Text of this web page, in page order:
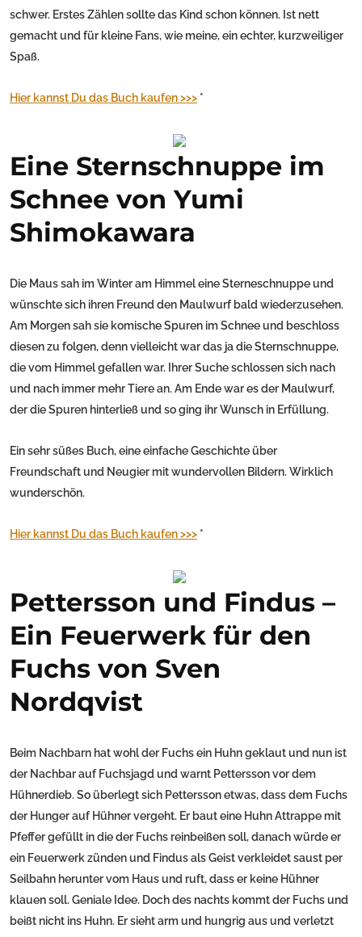
schwer. Erstes Zählen sollte das Kind schon können. Ist nett
gemacht und für kleine Fans, wie meine, ein echter, kurzweiliger
Spaß.
Hier kannst Du das Buch kaufen >>> *
Eine Sternschnuppe im
Schnee von Yumi
Shimokawara
Die Maus sah im Winter am Himmel eine Sterneschnuppe und
wünschte sich ihren Freund den Maulwurf bald wiederzusehen.
Am Morgen sah sie komische Spuren im Schnee und beschloss
diesen zu folgen, denn vielleicht war das ja die Sternschnuppe,
die vom Himmel gefallen war. Ihrer Suche schlossen sich nach
und nach immer mehr Tiere an. Am Ende war es der Maulwurf,
der die Spuren hinterließ und so ging ihr Wunsch in Erfüllung.
Ein sehr süßes Buch, eine einfache Geschichte über
Freundschaft und Neugier mit wundervollen Bildern. Wirklich
wunderschön.
Hier kannst Du das Buch kaufen >>> *
Pettersson und Findus –
Ein Feuerwerk für den
Fuchs von Sven
Nordqvist
Beim Nachbarn hat wohl der Fuchs ein Huhn geklaut und nun ist
der Nachbar auf Fuchsjagd und warnt Pettersson vor dem
Hühnerdieb. So überlegt sich Pettersson etwas, dass dem Fuchs
der Hunger auf Hühner vergeht. Er baut eine Huhn Attrappe mit
Pfeffer gefüllt in die der Fuchs reinbeißen soll, danach würde er
ein Feuerwerk zünden und Findus als Geist verkleidet saust per
Seilbahn herunter vom Haus und ruft, dass er keine Hühner
klauen soll. Geniale Idee. Doch des nachts kommt der Fuchs und
beißt nicht ins Huhn. Er sieht arm und hungrig aus und verletzt